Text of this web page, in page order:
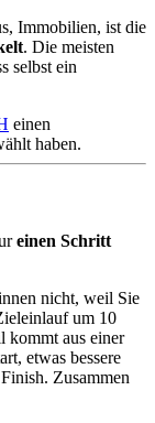
Immobilien, ist die
. Die meisten
selbst ein
einen
haben.
einen Schritt
nicht, weil Sie
um 10
kommt aus einer
etwas bessere
Zusammen